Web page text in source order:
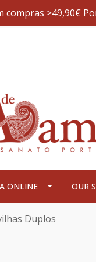
compras >49,90€
ONLINE OUR
Duplos